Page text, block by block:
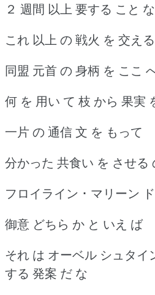
２ 週間 以上 要する こと な
これ 以上 の 戦火 を 交え
同盟 元首 の 身柄 を ここ
何 を 用い て 枝 から 果実
一片 の 通信 文 を もって
分かった 共食い を させる
フロイライン ･ マリーン
御意 どちら か と いえ ば
それ は オーベル シュタイ
する 発案 だ な